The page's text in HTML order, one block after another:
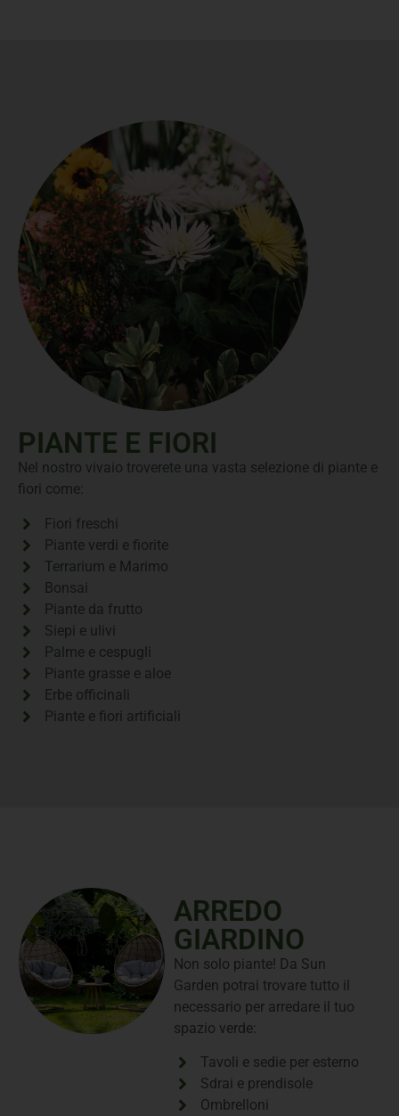
PIANTE E FIORI
Nel nostro vivaio troverete una vasta selezione di piante e
fiori come:
Fiori freschi
Piante verdi e fiorite
Terrarium e Marimo
Bonsai
Piante da frutto
Siepi e ulivi
Palme e cespugli
Piante grasse e aloe
Erbe officinali
Piante e fiori artificiali
ARREDO
GIARDINO
Non solo piante! Da Sun
Garden potrai trovare tutto il
necessario per arredare il tuo
spazio verde:
Tavoli e sedie per esterno
Sdrai e prendisole
Ombrelloni
contattare il
numero
0522
642453